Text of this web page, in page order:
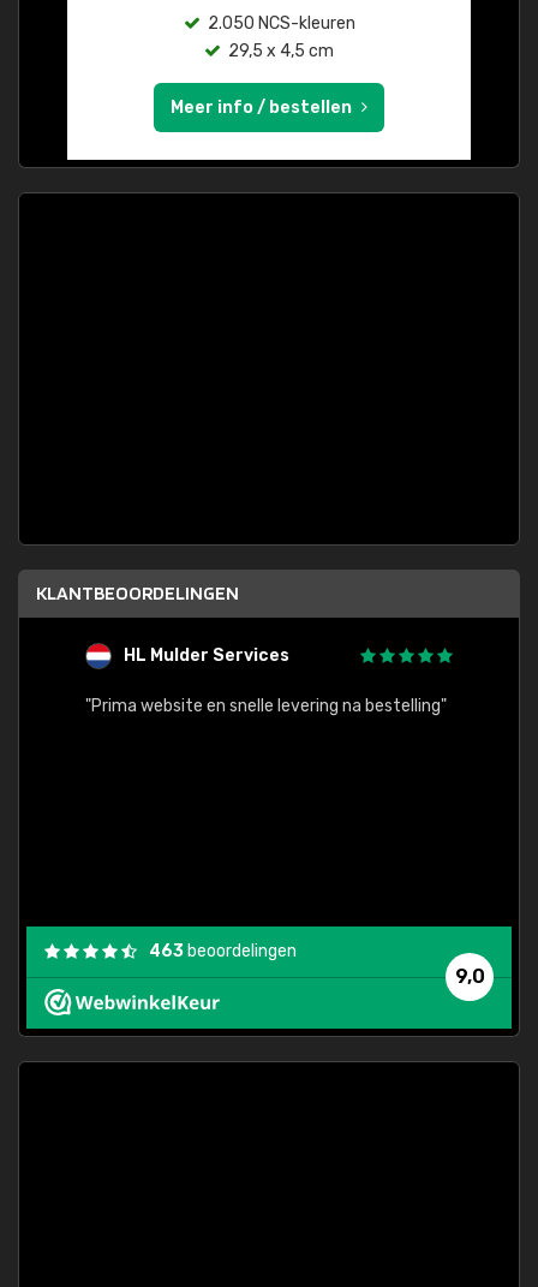
2.050 NCS-kleuren
29,5 x 4,5 cm
Meer info / bestellen
KLANTBEOORDELINGEN
HL Mulder Services
"Prima website en snelle levering na bestelling"
9,0
463 beoordelingen